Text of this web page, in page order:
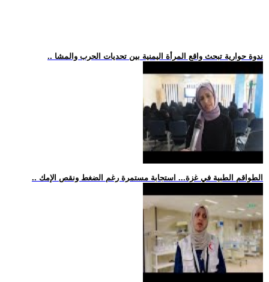
.. ندوة حوارية تبحث واقع المرأة اليمنية بين تحديات الحرب والمشا
.. الطواقم الطبية في غزة... استجابة مستمرة رغم الضغط ونقص الإمك